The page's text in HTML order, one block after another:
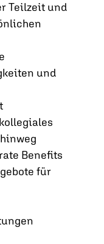
Teilzeit und
und
Benefits
für